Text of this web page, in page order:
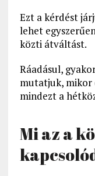
Ezt a kérdést
lehet
közti átváltást.
Ráadásul,
mutatjuk, mikor
mindezt a
Mi az a